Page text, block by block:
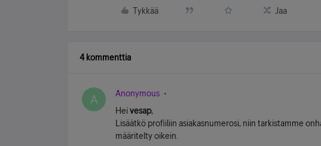
Tykkää Jaa
4 kommenttia
A Anonymous
Heivesap,
Lisäätkö profiiliin asiakasnumerosi, niin tarkistamme
määritelty oikein.